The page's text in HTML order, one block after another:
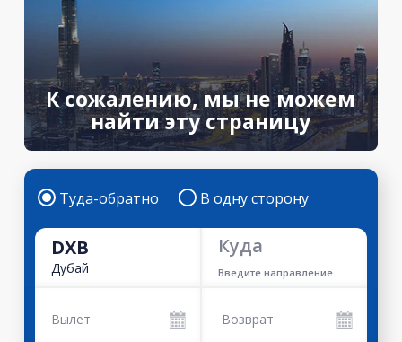
К сожалению, мы не можем
найти эту страницу
Туда-обратно В одну сторону
DXB
Дубай
Куда
Введите направление
Вылет Возврат